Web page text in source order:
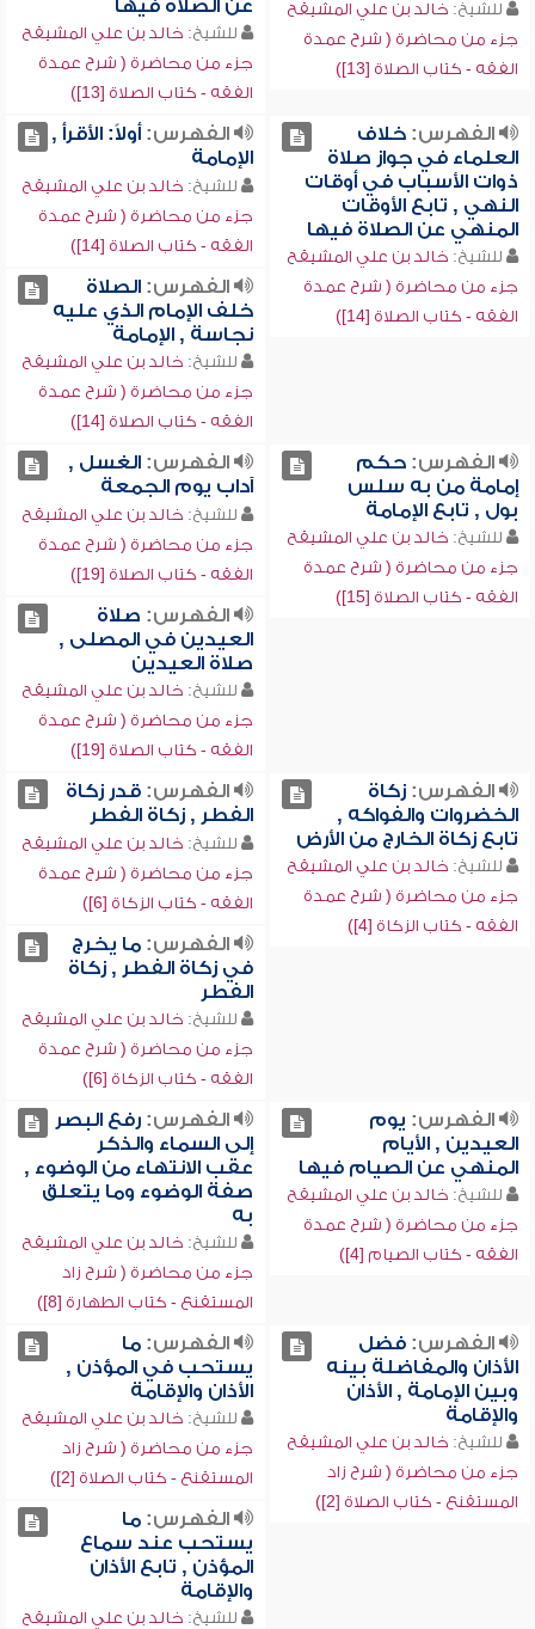
للشيخ: خالد بن علي المشيقح
جزء من محاضرة ( شرح عمدة
الفقه - كتاب الصلاة [13])
عن الصلاة فيها
للشيخ: خالد بن علي المشيقح
جزء من محاضرة ( شرح عمدة
الفقه - كتاب الصلاة [13])
الفهرس:خلاف
العلماء في جواز صلاة
ذوات الأسباب في أوقات
النهي , تابع الأوقات
المنهي عن الصلاة فيها
للشيخ: خالد بن علي المشيقح
جزء من محاضرة ( شرح عمدة
الفقه - كتاب الصلاة [14])
الفهرس:أولاً: الأقرأ ,
الإمامة
للشيخ: خالد بن علي المشيقح
جزء من محاضرة ( شرح عمدة
الفقه - كتاب الصلاة [14])
الفهرس:الصلاة
خلف الإمام الذي عليه
نجاسة , الإمامة
للشيخ: خالد بن علي المشيقح
جزء من محاضرة ( شرح عمدة
الفقه - كتاب الصلاة [14])
الفهرس:حكم
إمامة من به سلس
بول , تابع الإمامة
للشيخ: خالد بن علي المشيقح
جزء من محاضرة ( شرح عمدة
الفقه - كتاب الصلاة [15])
الفهرس:الغسل ,
آداب يوم الجمعة
للشيخ: خالد بن علي المشيقح
جزء من محاضرة ( شرح عمدة
الفقه - كتاب الصلاة [19])
الفهرس: صلاة
العيدين في المصلى ,
صلاة العيدين
للشيخ: خالد بن علي المشيقح
جزء من محاضرة ( شرح عمدة
الفقه - كتاب الصلاة [19])
الفهرس:زكاة
الخضروات والفواكه ,
تابع زكاة الخارج من الأرض
للشيخ: خالد بن علي المشيقح
جزء من محاضرة ( شرح عمدة
الفقه - كتاب الزكاة [4])
الفهرس:قدر زكاة
الفطر , زكاة الفطر
للشيخ: خالد بن علي المشيقح
جزء من محاضرة ( شرح عمدة
الفقه - كتاب الزكاة [6])
الفهرس:ما يخرج
في زكاة الفطر , زكاة
الفطر
للشيخ: خالد بن علي المشيقح
جزء من محاضرة ( شرح عمدة
الفقه - كتاب الزكاة [6])
الفهرس: يوم
العيدين , الأيام
المنهي عن الصيام فيها
للشيخ: خالد بن علي المشيقح
جزء من محاضرة ( شرح عمدة
الفقه - كتاب الصيام [4])
الفهرس:رفع البصر
إلى السماء والذكر
عقب الانتهاء من الوضوء ,
صفة الوضوء وما يتعلق
به
للشيخ: خالد بن علي المشيقح
جزء من محاضرة ( شرح زاد
المستقنع - كتاب الطهارة [8])
الفهرس:فضل
الأذان والمفاضلة بينه
وبين الإمامة , الأذان
والإقامة
للشيخ: خالد بن علي المشيقح
جزء من محاضرة ( شرح زاد
المستقنع - كتاب الصلاة [2])
الفهرس:ما
يستحب في المؤذن ,
الأذان والإقامة
للشيخ: خالد بن علي المشيقح
جزء من محاضرة ( شرح زاد
المستقنع - كتاب الصلاة [2])
الفهرس:ما
يستحب عند سماع
المؤذن , تابع الأذان
والإقامة
للشيخ: خالد بن علي المشيقح